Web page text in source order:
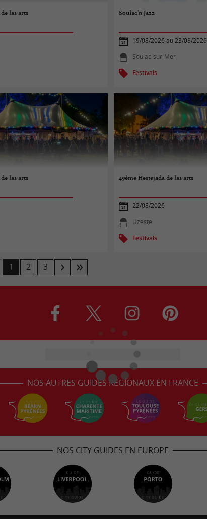
las arts Soulac'n Jazz
19/08/2026 au 23/08/2026
Soulac-sur-Mer
Festivals
las arts 49ème Hestejada de las arts
22/08/2026
Uzeste
Festivals
1 2 3
NOS AUTRES GUIDES RÉGIONAUX EN FRANCE
NOS CITY GUIDES EN EUROPE